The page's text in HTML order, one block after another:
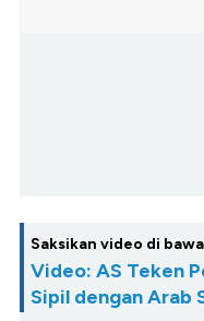
Saksikan video di
Video: AS Teken
Sipil dengan Arab